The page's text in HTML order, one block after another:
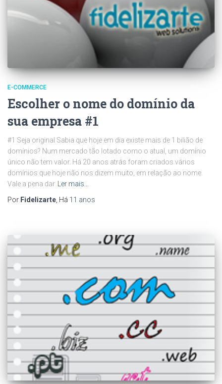
E-COMMERCE
Escolher o nome do domínio da
sua empresa #1
#1 Seja original Sabia que hoje em dia existe mais de 1 bilião de
domínios? Num mercado tão lotado como o atual, um domínio
único não tem valor. Há 20 anos atrás foram criados vários
domínios que hoje não nos dizem muito, em relação ao nome.
Vale a pena dar
Ler mais…
Por Fidelizarte , Há 11 anos